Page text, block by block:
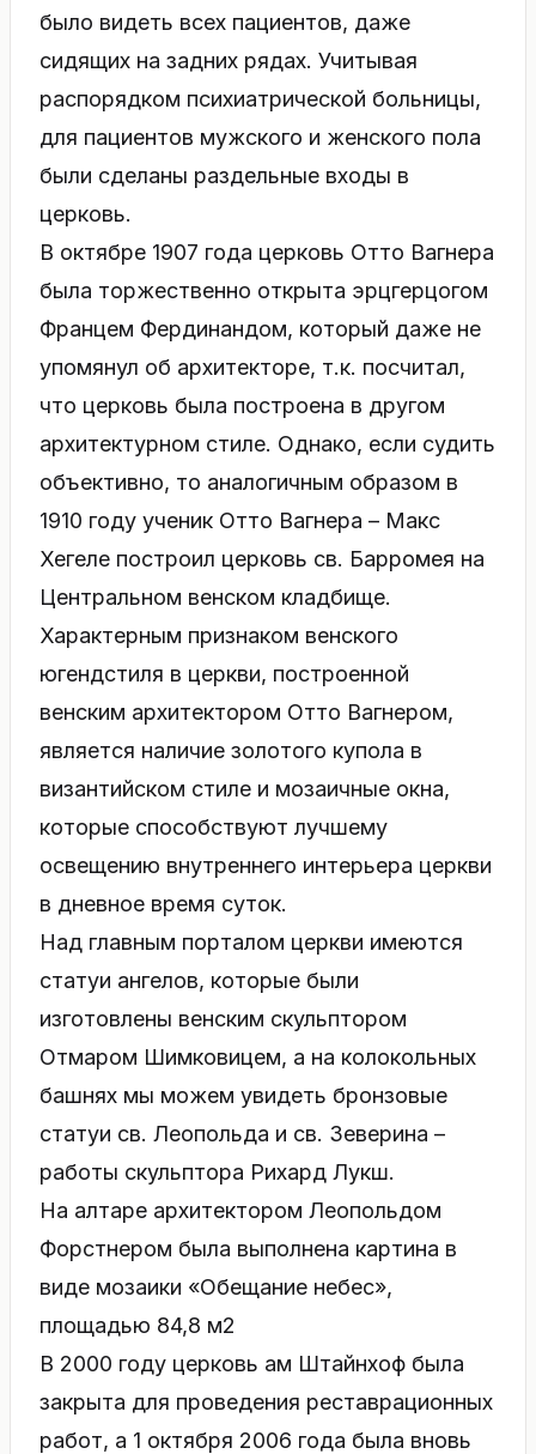
было видеть всех пациентов, даже
сидящих на задних рядах. Учитывая
распорядком психиатрической больницы,
для пациентов мужского и женского пола
были сделаны раздельные входы в
церковь.
В октябре 1907 года церковь Отто Вагнера
была торжественно открыта эрцгерцогом
Францем Фердинандом, который даже не
упомянул об архитекторе, т.к. посчитал,
что церковь была построена в другом
архитектурном стиле. Однако, если судить
объективно, то аналогичным образом в
1910 году ученик Отто Вагнера – Макс
Хегеле построил церковь св. Барромея на
Центральном венском кладбище.
Характерным признаком венского
югендстиля в церкви, построенной
венским архитектором Отто Вагнером,
является наличие золотого купола в
византийском стиле и мозаичные окна,
которые способствуют лучшему
освещению внутреннего интерьера церкви
в дневное время суток.
Над главным порталом церкви имеются
статуи ангелов, которые были
изготовлены венским скульптором
Отмаром Шимковицем, а на колокольных
башнях мы можем увидеть бронзовые
статуи св. Леопольда и св. Зеверина –
работы скульптора Рихард Лукш.
На алтаре архитектором Леопольдом
Форстнером была выполнена картина в
виде мозаики «Обещание небес»,
площадью 84,8 м2
В 2000 году церковь ам Штайнхоф была
закрыта для проведения реставрационных
работ, а 1 октября 2006 года была вновь